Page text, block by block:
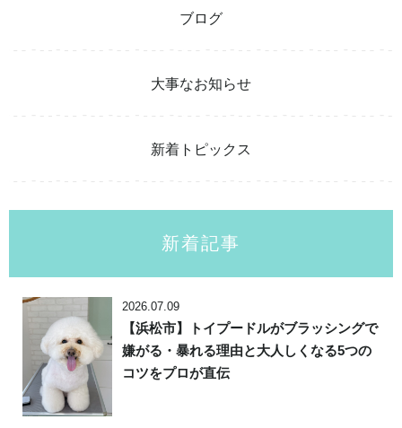
ブログ
大事なお知らせ
新着トピックス
新着記事
2026.07.09
【浜松市】トイプードルがブラッシングで
嫌がる・暴れる理由と大人しくなる5つの
コツをプロが直伝